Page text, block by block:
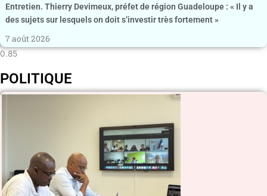
Entretien. Thierry Devimeux, préfet de région Guadeloupe : « Il y a
des sujets sur lesquels on doit s’investir très fortement »
7 août 2026
POLITIQUE